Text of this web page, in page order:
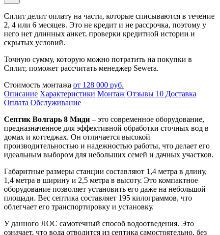
Сплит делит оплату на части, которые списываются в течение
2, 4 или 6 месяцев. Это не кредит и не рассрочка, поэтому у
него нет длинных анкет, проверки кредитной истории и
скрытых условий.
Точную сумму, которую можно потратить на покупки в
Сплит, поможет рассчитать менеджер Sewera.
Стоимость монтажа от 128 000 руб.
Описание Характеристики Монтаж Отзывы 10 Доставка
Оплата Обслуживание
Септик Волгарь 8 Миди – это современное оборудование,
предназначенное для эффективной обработки сточных вод в
домах и коттеджах. Он отличается высокой
производительностью и надежностью работы, что делает его
идеальным выбором для небольших семей и дачных участков.
Габаритные размеры станции составляют 1,4 метра в длину,
1,4 метра в ширину и 2,5 метра в высоту. Это компактное
оборудование позволяет установить его даже на небольшой
площади. Вес септика составляет 195 килограммов, что
облегчает его транспортировку и установку.
У данного ЛОС самотечный способ водоотведения. Это
означает, что вода отводится из септика самостоятельно, без